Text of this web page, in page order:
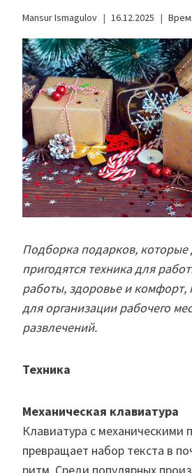
Mansur Ismagulov 16.12.2025
Подборка подарков, которые
пригодятся техника для
работы, здоровье и
для организации рабочего
развлечений.
Техника
Механическая клавиатура
Клавиатура с механическими
превращает набор текста в
ритм. Среди популярных